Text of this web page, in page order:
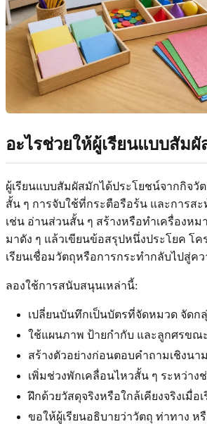
อะไรช่วยให้ผู้เรียนแบบสัมผั
ผู้เรียนแบบสัมผัสมักได้ประโยชน์จากกิจวั
สั้น ๆ การจับใช้ที่กระตือรือร้น และการสะ
เช่น อ่านส่วนสั้น ๆ สร้างหรือทำเครื่องห
มาดัง ๆ แล้วเขียนข้อสรุปหนึ่งประโยค โค
เรียนเชื่อมวัตถุหรือการกระทำกลับไปสู่ค
ลองใช้การสนับสนุนเหล่านี้:
เปลี่ยนบันทึกเป็นบัตรที่จัดหมวด จัดก
ใช้แผนภาพ ป้ายกำกับ และลูกศรขณ
สร้างตัวอย่างก่อนตอบคำถามเชิงนา
เพิ่มช่วงพักเคลื่อนไหวสั้น ๆ ระหว่าง
ฝึกด้วยวัสดุจริงหรือใกล้เคียงจริงเมื่อ
ขอให้ผู้เรียนอธิบายว่าวัตถุ ท่าทาง ห